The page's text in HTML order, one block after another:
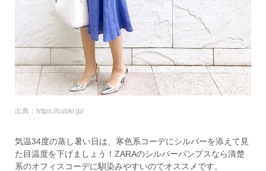
出典：https://cubki.jp/
気温34度の蒸し暑い日は、寒色系コーデにシルバーを添えて見
た目温度を下げましょう！ZARAのシルバーパンプスなら清楚
系のオフィスコーデに馴染みやすいのでオススメです。